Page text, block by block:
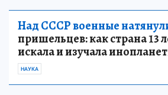
Над СССР военные
пришельцев: как страна 13
искала и изучала
НАУКА